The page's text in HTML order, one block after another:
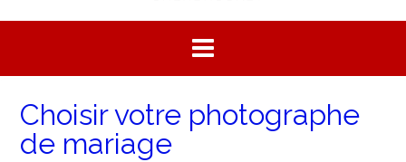
Choisir votre photographe
de mariage